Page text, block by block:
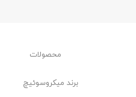
محصولات
برند میکروسوئیچ